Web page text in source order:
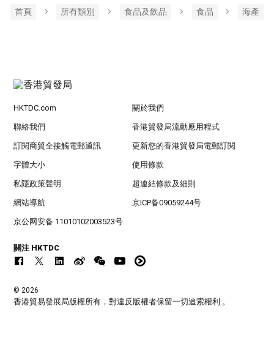
首頁 所有類別 食品及飲品 食品 海產
HKTDC.com 關於我們
聯絡我們 香港貿發局流動應用程式
訂閱商貿全接觸電郵通訊 更新您的香港貿發局電郵訂閱
字體大小 使用條款
私隱政策聲明 超連結條款及細則
網站導航 京ICP备09059244号
京公网安备 11010102003523号
關注 HKTDC
© 2026
香港貿易發展局版權所有，對違反版權者保留一切追索權利 。